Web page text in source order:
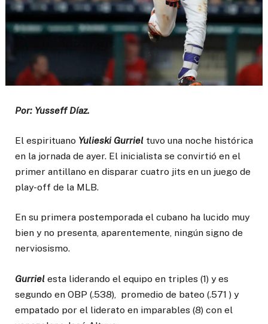
Por: Yusseff Díaz.
El espirituano Yulieski Gurriel tuvo una noche histórica
en la jornada de ayer. El inicialista se convirtió en el
primer antillano en disparar cuatro jits en un juego de
play-off de la MLB.
En su primera postemporada el cubano ha lucido muy
bien y no presenta, aparentemente, ningún signo de
nerviosismo.
Gurriel esta liderando el equipo en triples (1) y es
segundo en OBP (.538), promedio de bateo (.571 ) y
empatado por el liderato en imparables (8) con el